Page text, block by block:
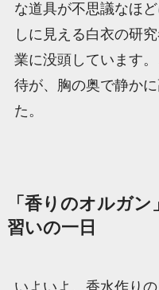
な道具が不思議なほ
しに見える白衣の研
業に没頭しています
待が、胸の奥で静か
た。
「香りのオルガ
習いの一日